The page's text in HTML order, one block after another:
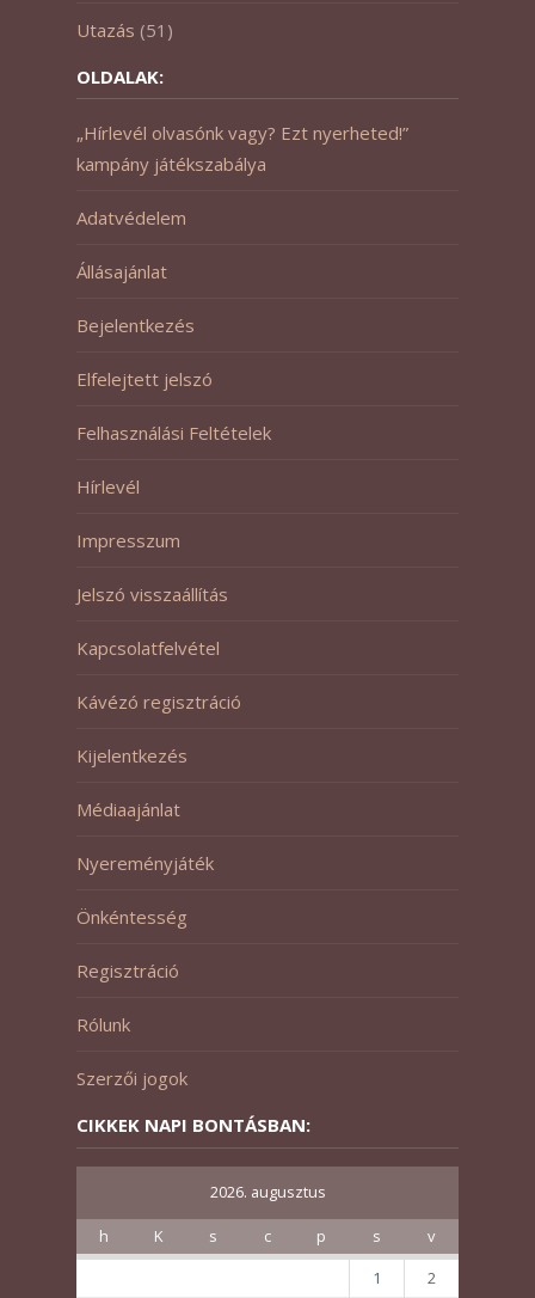
Utazás (51)
OLDALAK:
„Hírlevél olvasónk vagy? Ezt nyerheted!”
kampány játékszabálya
Adatvédelem
Állásajánlat
Bejelentkezés
Elfelejtett jelszó
Felhasználási Feltételek
Hírlevél
Impresszum
Jelszó visszaállítás
Kapcsolatfelvétel
Kávézó regisztráció
Kijelentkezés
Médiaajánlat
Nyereményjáték
Önkéntesség
Regisztráció
Rólunk
Szerzői jogok
CIKKEK NAPI BONTÁSBAN:
2026. augusztus
h K s c p s
v
1
2